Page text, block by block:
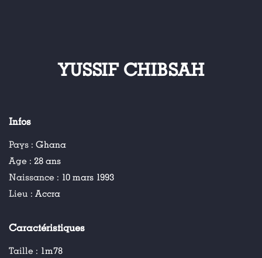
YUSSIF CHIBSAH
Infos
Pays : Ghana
Age : 28 ans
Naissance : 10 mars 1993
Lieu : Accra
Caractéristiques
Taille : 1m78